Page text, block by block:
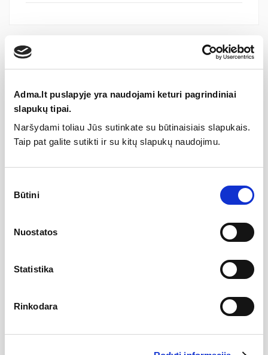
Adma.lt puslapyje yra naudojami keturi pagrindiniai
slapukų tipai.
Naršydami toliau Jūs sutinkate su būtinaisiais slapukais.
Taip pat galite sutikti ir su kitų slapukų naudojimu.
pasirinkimas
Būtini
Nuostatos
Statistika
Rinkodara
Specifikacija
Aprašymas
Dviejų stalčių vonios spintelė su aliuminio spalvos
profiliais ir keraminiu Elide praustuvu
Spintelės dydis: 790x455x500mm
Praustuvo dydis: 810x460mm
praustuvas ELIDE.